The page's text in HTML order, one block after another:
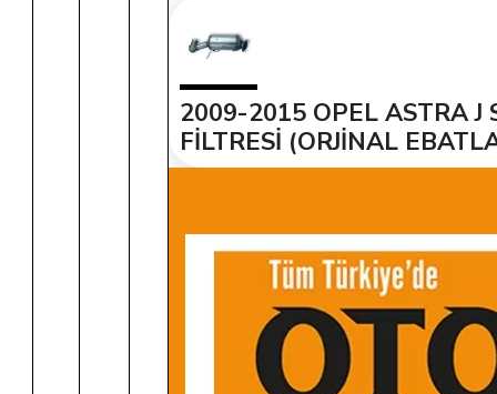
2009-2015 OPEL ASTRA J
FİLTRESİ (ORJİNAL